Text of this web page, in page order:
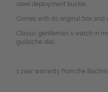
steel deployment buckle.
Comes with its original box and
Classic gentleman´s watch in
guilloche dial.
1 year warranty from the